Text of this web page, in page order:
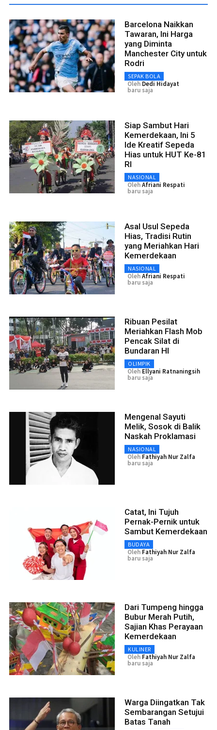
Barcelona Naikkan
Tawaran, Ini Harga
yang Diminta
Manchester City untuk
Rodri
SEPAK BOLA
Oleh Dedi Hidayat
baru saja
Siap Sambut Hari
Kemerdekaan, Ini 5
Ide Kreatif Sepeda
Hias untuk HUT Ke-81
RI
NASIONAL
OlehAfriani Respati
baru saja
Asal Usul Sepeda
Hias, Tradisi Rutin
yang Meriahkan Hari
Kemerdekaan
NASIONAL
OlehAfriani Respati
baru saja
Ribuan Pesilat
Meriahkan Flash Mob
Pencak Silat di
Bundaran HI
OLIMPIK
Oleh Ellyani Ratnaningsih
baru saja
Mengenal Sayuti
Melik, Sosok di Balik
Naskah Proklamasi
NASIONAL
Oleh Fathiyah Nur Zalfa
baru saja
Catat, Ini Tujuh
Pernak-Pernik untuk
Sambut Kemerdekaan
BUDAYA
Oleh Fathiyah Nur Zalfa
baru saja
Dari Tumpeng hingga
Bubur Merah Putih,
Sajian Khas Perayaan
Kemerdekaan
KULINER
Oleh Fathiyah Nur Zalfa
baru saja
Warga Diingatkan Tak
Sembarangan Setujui
Batas Tanah